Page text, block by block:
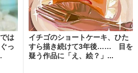
は
っ
イチゴのショートケーキ、ひた
すら描き続けて3年後…… 目を
疑う作品に「え、絵？」...